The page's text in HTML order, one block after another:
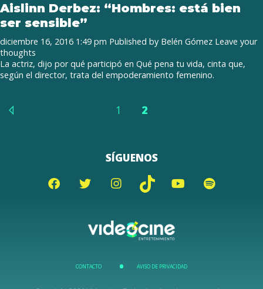
Aislinn Derbez: “Hombres: está bien
ser sensible”
diciembre 16, 2016 1:49 pm Published by Belén Gómez Leave your
thoughts
La actriz, dijo por qué participó en Qué pena tu vida, cinta que,
según el director, trata del empoderamiento femenino.
1 2
SÍGUENOS
CONTACTO AVISO DE PRIVACIDAD